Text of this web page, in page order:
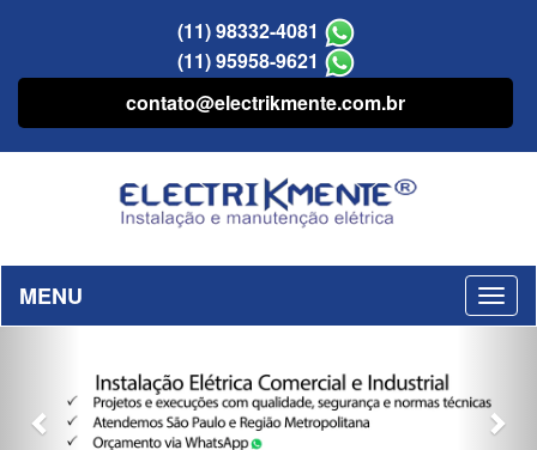
(11) 98332-4081
(11) 95958-9621
contato@electrikmente.com.br
MENU